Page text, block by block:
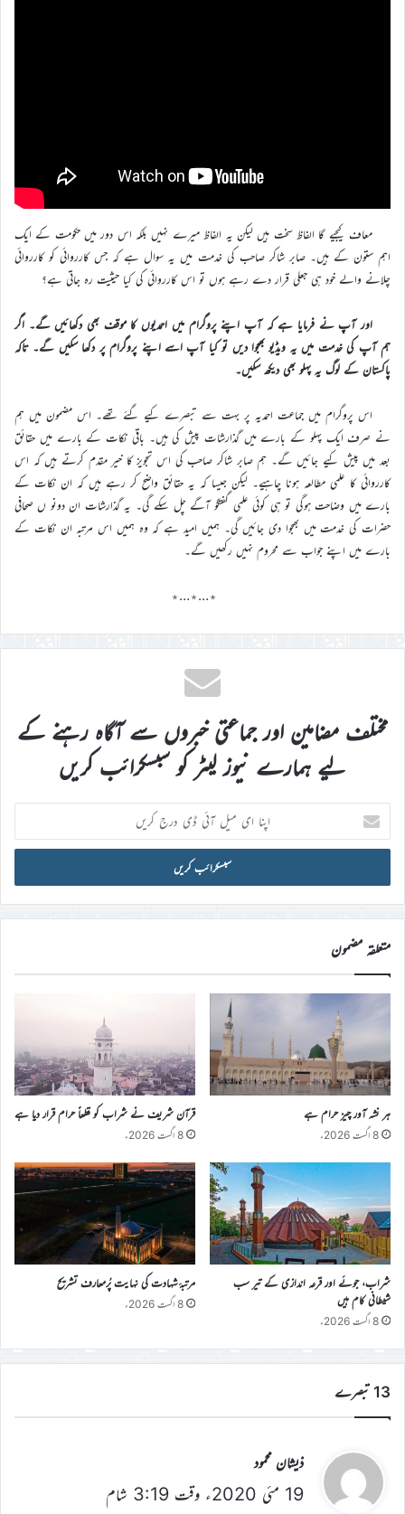
معاف کیجیے گا الفاظ سخت ہیں لیکن یہ الفاظ میرے نہیں بلکہ اس دور میں حکومت کے ایک
اہم ستون کے ہیں۔ صابر شاکر صاحب کی خدمت میں یہ سوال ہے کہ جس کارروائی کو کارروائی
چلانے والے خود ہی جعلی قرار دے رہے ہوں تو اس کارروائی کی کیا حیثیت رہ جاتی ہے؟
اور آپ نے فرمایا ہے کہ آپ اپنے پروگرام میں احمدیوں کا موقف بھی دکھائیں گے۔ اگر
ہم آپ کی خدمت میں یہ ویڈیو بھجوا دیں تو کیا آپ اسے اپنے پروگرام پر دکھا سکیں گے۔ تاکہ
پاکستان کے لوگ یہ پہلو بھی دیکھ سکیں۔
اس پروگرام میں جماعت احمدیہ پر بہت سے تبصرے کیے گئے تھے۔ اس مضمون میں ہم
نے صرف ایک پہلو کے بارے میں گذارشات پیش کی ہیں۔ باقی نکات کے بارے میں حقائق
بعد میں پیش کیے جائیں گے۔ ہم صابر شاکر صاحب کی اس تجویز کا خیر مقدم کرتے ہیں کہ اس
کارروائی کا علمی مطالعہ ہونا چاہیے۔ لیکن جیسا کہ یہ حقائق واضح کر رہے ہیں کہ ان نکات کے
بارے میں وضاحت ہوگی تو ہی کوئی علمی گفتگو آگے چل سکے گی۔ یہ گذارشات ان دونو ں صحافی
حضرات کی خدمت میں بھجوا دی جائیں گی۔ ہمیں امید ہے کہ وہ ہمیں اس مرتبہ ان نکات کے
بارے میں اپنے جواب سے محروم نہیں رکھیں گے۔
٭…٭…٭
مختلف مضامین اور جماعتی خبروں سے آگاہ رہنے کے
لیے ہمارے نیوز لیٹر کو سبسکرائب کریں
اپنا
ای
میل
ڈی
درج
کریں
متعلقہ مضمون
ہر نشہ آور چیز حرام ہے
8 اگست 2026ء
قرآن شریف نے شراب کو قطعاً حرام قرار دیا ہے
8 اگست 2026ء
شراب، جوئے اور قرعہ اندازی کے تیر سب
شیطانی کام ہیں
8 اگست 2026ء
مرتبۂ شہادت کی نہایت پُرمعارف تشریح
8 اگست 2026ء
13 تبصرے
ذیشان محمودن
ے
19 مئی 2020ء وقت 3:19 شام